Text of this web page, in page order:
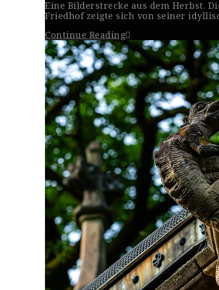
Eine Bilderstrecke aus dem Herbst.
Friedhof zeigte sich von seiner
Continue Reading